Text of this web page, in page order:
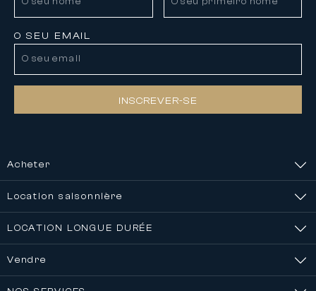
O SEU EMAIL
INSCREVER-SE
Acheter
Location saisonnière
LOCATION LONGUE DURÉE
Vendre